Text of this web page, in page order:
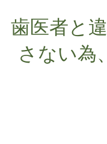
歯医者と
さない為